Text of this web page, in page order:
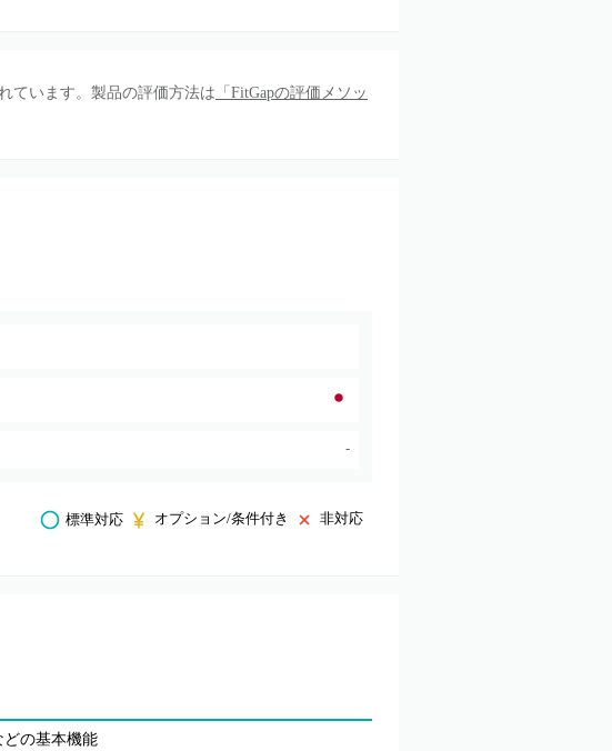
ています。製品の評価方法は 「FitGapの評価メソッ
-
標準対応 オプション/条件付き 非対応
どの基本機能